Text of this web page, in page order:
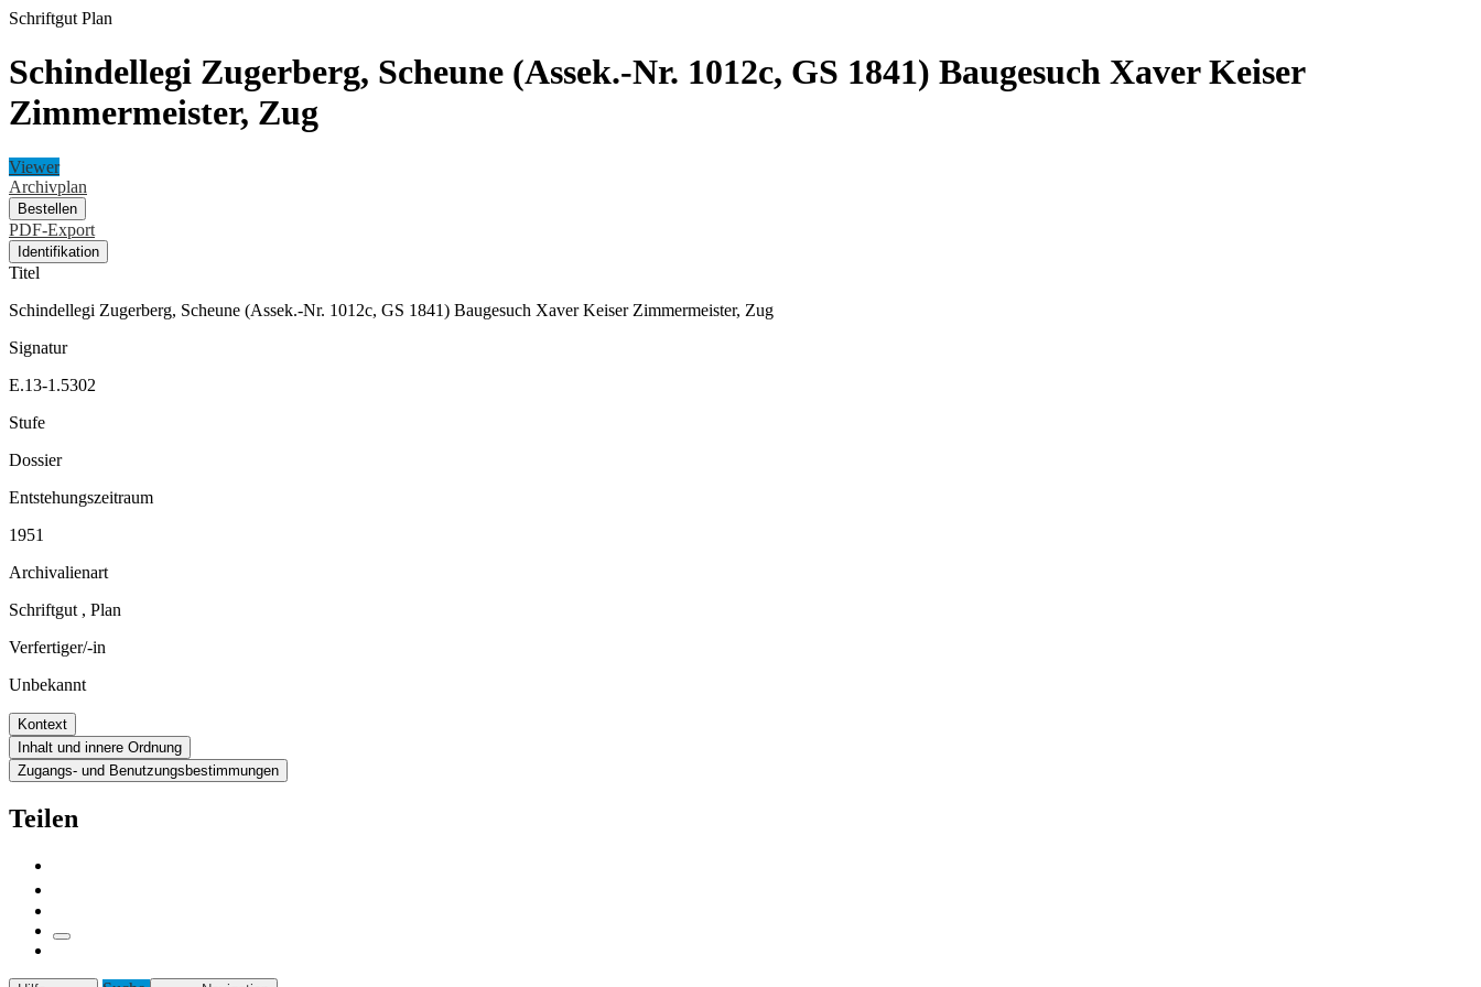
Schriftgut Plan
Schindellegi Zugerberg, Scheune (Assek.-Nr. 1012c, GS 1841) Baugesuch Xaver Keiser
Zimmermeister, Zug
Viewer
Archivplan
Bestellen
PDF-Export
Identifikation
Titel
Schindellegi Zugerberg, Scheune (Assek.-Nr. 1012c, GS 1841) Baugesuch Xaver Keiser Zimmermeister, Zug
Signatur
E.13-1.5302
Stufe
Dossier
Entstehungszeitraum
1951
Archivalienart
Schriftgut , Plan
Verfertiger/-in
Unbekannt
Kontext
Inhalt und innere Ordnung
Zugangs- und Benutzungsbestimmungen
Teilen